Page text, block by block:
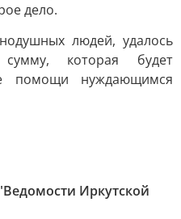
дело.
людей, удалось
сумму, которая будет
помощи нуждающимся
Иркутской